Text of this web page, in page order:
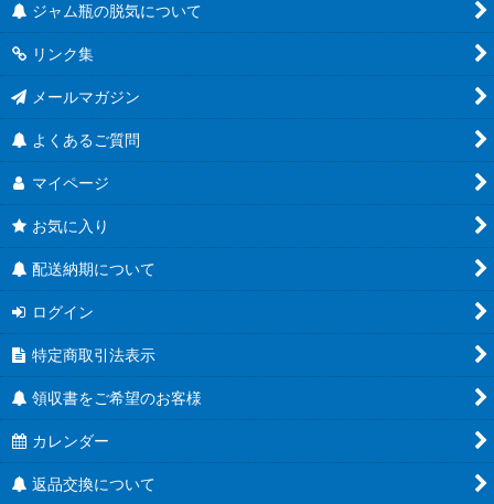
ジャム瓶の脱気について
リンク集
メールマガジン
よくあるご質問
マイページ
お気に入り
配送納期について
ログイン
特定商取引法表示
領収書をご希望のお客様
カレンダー
返品交換について